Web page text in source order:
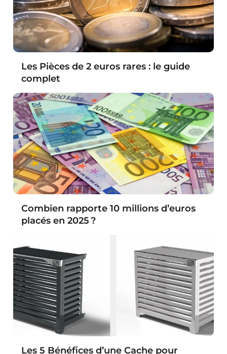
Les Pièces de 2 euros rares : le guide
complet
Combien rapporte 10 millions d’euros
placés en 2025 ?
Les 5 Bénéfices d’une Cache pour